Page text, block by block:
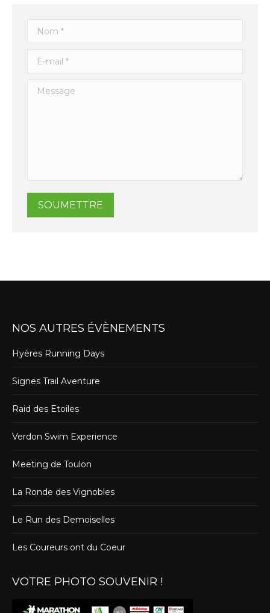
Nom *
E-mail *
Message
SOUMETTRE
NOS AUTRES ÉVÈNEMENTS
Hyères Running Days
Signes Trail Aventure
Raid des Etoiles
Verdon Swim Experience
Meeting de Toulon
La Ronde des Vignobles
Le Run des Demoiselles
Les Coureurs ont du Coeur
VOTRE PHOTO SOUVENIR !